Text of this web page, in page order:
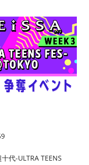
代-ULTRA TEENS